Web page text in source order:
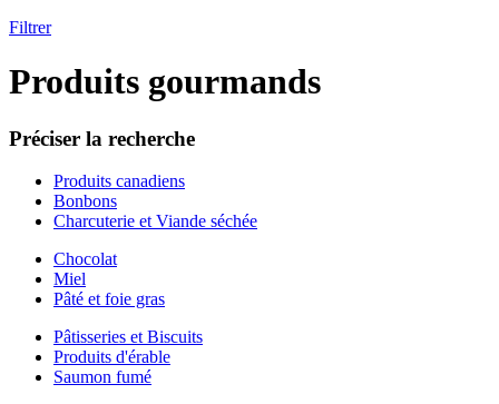
Filtrer
Produits gourmands
Préciser la recherche
Produits canadiens
Bonbons
Charcuterie et Viande séchée
Chocolat
Miel
Pâté et foie gras
Pâtisseries et Biscuits
Produits d'érable
Saumon fumé